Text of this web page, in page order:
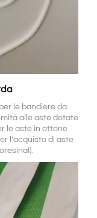
le bandiere da
alle aste dotate
le aste in ottone
l’acquisto di aste